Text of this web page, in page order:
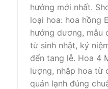
hướng mới nhất.
loại hoa: hoa hồng
hướng dương, mẫu
từ sinh nhật, kỷ
đến tang lễ. Hoa 4
lượng, nhập hoa từ
quản lạnh đúng